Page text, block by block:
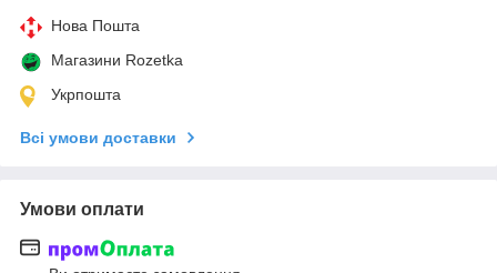
Нова Пошта
Магазини Rozetka
Укрпошта
Всі умови доставки
Умови оплати